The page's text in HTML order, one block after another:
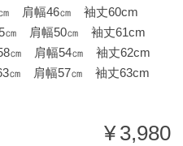
幅46㎝ 袖丈60cm
幅50㎝ 袖丈61cm
肩幅54㎝ 袖丈62cm
肩幅57㎝ 袖丈63cm
¥3,980